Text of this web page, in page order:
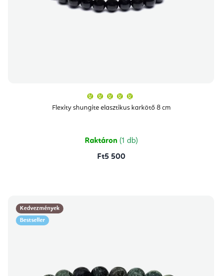
Flexity shungite elasztikus karkötő 8 cm
átlagos
értékelése
csillag.
Raktáron (1 db)
Ft5 500
Kedvezmények
Bestseller